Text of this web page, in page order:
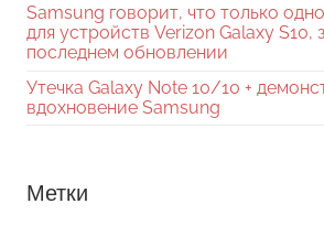
Samsung говорит, что только
для устройств Verizon Galaxy S10,
последнем обновлении
Утечка Galaxy Note 10/10 +
вдохновение Samsung
Метки